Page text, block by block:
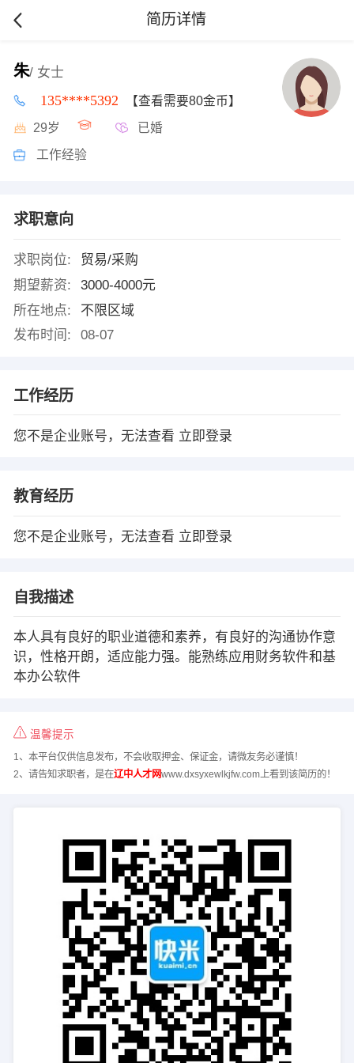
简历详情
朱/ 女士
135****5392 【查看需要80金币】
29岁 已婚
工作经验
求职意向
求职岗位:
贸易/采购
期望薪资:
3000-4000元
所在地点:
不限区域
发布时间:
08-07
工作经历
您不是企业账号，无法查看 立即登录
教育经历
您不是企业账号，无法查看 立即登录
自我描述
本人具有良好的职业道德和素养，有良好的沟通协作意
识，性格开朗，适应能力强。能熟练应用财务软件和基
本办公软件
温馨提示
1、本平台仅供信息发布，不会收取押金、保证金，请微友务必谨慎！
2、请告知求职者，是在辽中人才网www.dxsyxewlkjfw.com上看到该简历的！